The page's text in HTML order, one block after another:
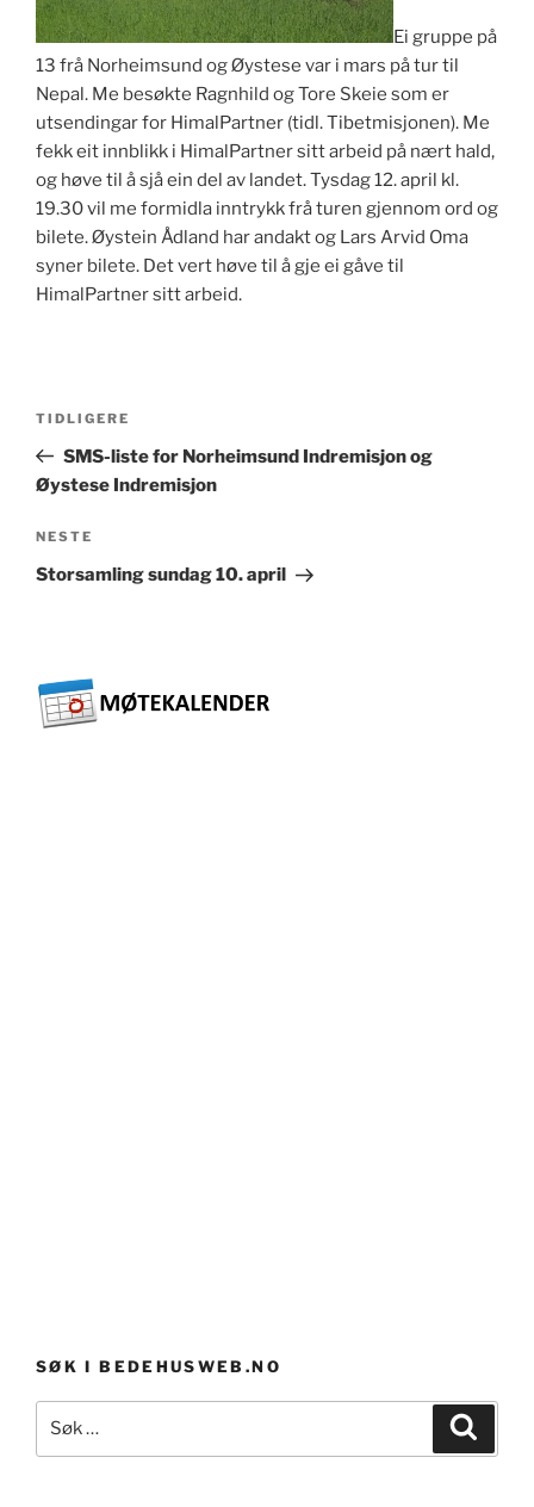
Ei gruppe på
13 frå Norheimsund og Øystese var i mars på tur til
Nepal. Me besøkte Ragnhild og Tore Skeie som er
utsendingar for HimalPartner (tidl. Tibetmisjonen). Me
fekk eit innblikk i HimalPartner sitt arbeid på nært hald,
og høve til å sjå ein del av landet. Tysdag 12. april kl.
19.30 vil me formidla inntrykk frå turen gjennom ord og
bilete. Øystein Ådland har andakt og Lars Arvid Oma
syner bilete. Det vert høve til å gje ei gåve til
HimalPartner sitt arbeid.
Forrige
innlegg
TIDLIGERE
SMS-liste for Norheimsund Indremisjon og
Øystese Indremisjon
Neste
innlegg
NESTE
Storsamling sundag 10. april
SØK I BEDEHUSWEB.NO
etter: